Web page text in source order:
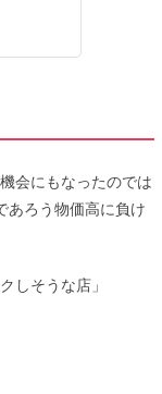
会にもなったのでは
あろう物価高に負け
しそうな店」